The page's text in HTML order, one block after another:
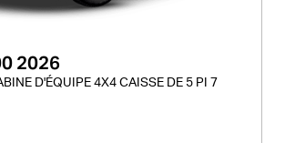
2026
D'ÉQUIPE 4X4 CAISSE DE 5 PI 7